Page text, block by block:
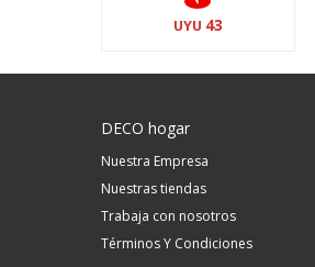
UYU 43
DECO hogar
Nuestra Empresa
Nuestras tiendas
Trabaja con nosotros
Términos Y Condiciones